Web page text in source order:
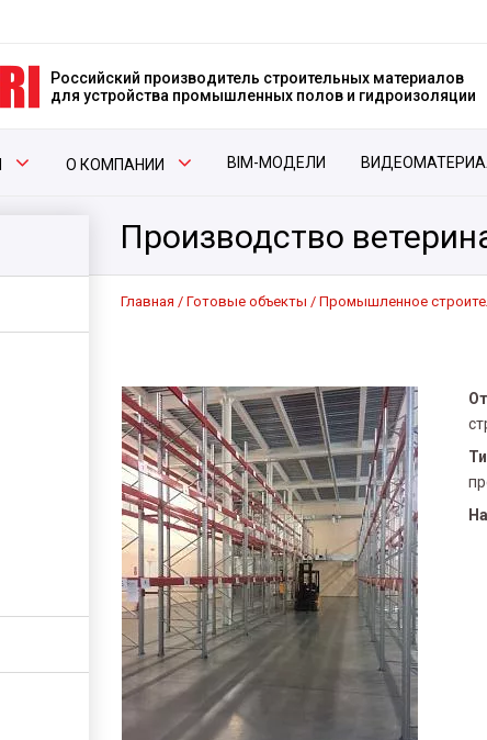
Российский производитель строительных материалов
для устройства промышленных полов и гидроизоляции
О КОМПАНИИ BIM-МОДЕЛИ
Производство
Главная Готовые объекты Промышленное